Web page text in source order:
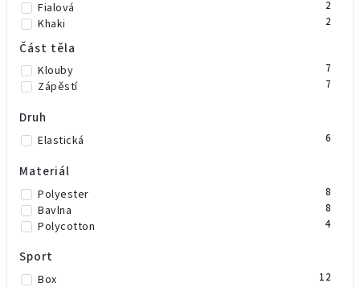
Fialová 2
Khaki 2
Modrá
Neonově zelená
Neonově žlutá 4
Oranžová 4
Šedá
Trikolora 1
Zelená/černá
Maskáč 2
Béžová 2
Vínová 2
Mint
Olivově zelená
Část těla
Klouby 7
Zápěstí 7
Druh
Elastická 6
Materiál
Polyester 8
Bavlna 8
Polycotton 4
Sport
Box 12